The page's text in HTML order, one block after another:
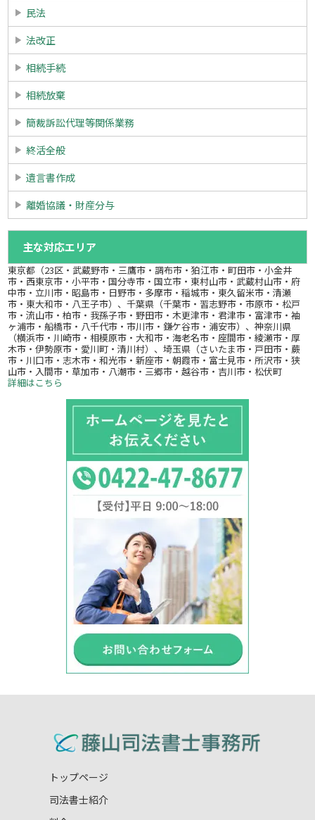
民法
法改正
相続手続
相続放棄
簡裁訴訟代理等関係業務
終活全般
遺言書作成
離婚協議・財産分与
主な対応エリア
東京都（23区・武蔵野市・三鷹市・調布市・狛江市・町田市・小金井
市・西東京市・小平市・国分寺市・国立市・東村山市・武蔵村山市・府
中市・立川市・昭島市・日野市・多摩市・稲城市・東久留米市・清瀬
市・東大和市・八王子市）、千葉県（千葉市・習志野市・市原市・松戸
市・流山市・柏市・我孫子市・野田市・木更津市・君津市・富津市・袖
ヶ浦市・船橋市・八千代市・市川市・鎌ケ谷市・浦安市）、神奈川県
（横浜市・川崎市・相模原市・大和市・海老名市・座間市・綾瀬市・厚
木市・伊勢原市・愛川町・清川村）、埼玉県（さいたま市・戸田市・蕨
市・川口市・志木市・和光市・新座市・朝霞市・富士見市・所沢市・狭
山市・入間市・草加市・八潮市・三郷市・越谷市・吉川市・松伏町
詳細はこちら
トップページ
司法書士紹介